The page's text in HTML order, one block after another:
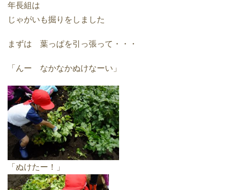
年長組は
じゃがいも掘りをしました
まずは 葉っぱを引っ張って・・・
「んー なかなかぬけなーい」
「ぬけたー！」